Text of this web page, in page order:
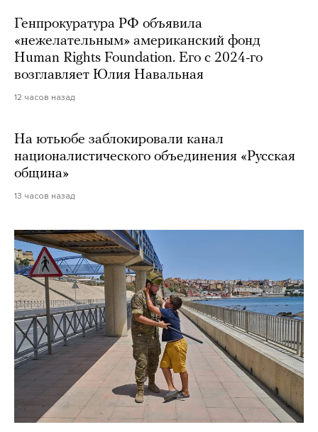
Генпрокуратура РФ объявила
«нежелательным» американский фонд
Human Rights Foundation. Его с 2024-го
возглавляет Юлия Навальная
12 часов назад
На ютьюбе заблокировали канал
националистического объединения «Русская
община»
13 часов назад